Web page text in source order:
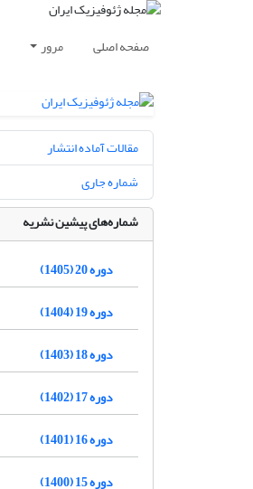
صفحه اصلی مرور
مقالات آماده انتشار
شماره جاری
شماره‌های پیشین نشریه
دوره 20 (1405)
دوره 19 (1404)
دوره 18 (1403)
دوره 17 (1402)
دوره 16 (1401)
دوره 15 (1400)